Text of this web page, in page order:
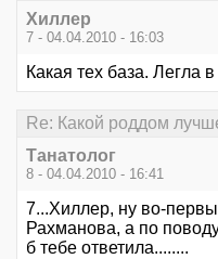
Хиллер
7 - 04.04.2010 - 16:03
Какая тех база. Легла
Re: Какой роддом
Танатолог
8 - 04.04.2010 - 16:41
7...Хиллер, ну во-
Рахманова, а по
б тебе ответила........